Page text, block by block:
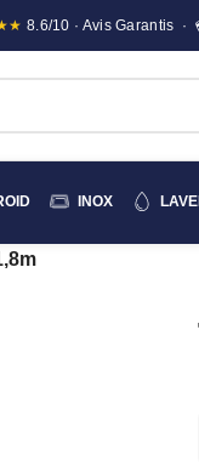
8.6/10 · Avis Garantis ·
INOX